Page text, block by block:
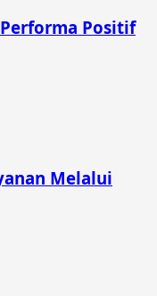
Positif
Melalui